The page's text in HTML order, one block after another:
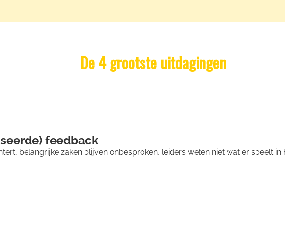
De 4 grootste uitdagingen
feedback
belangrijke zaken blijven onbesproken, leiders weten niet wat er speelt